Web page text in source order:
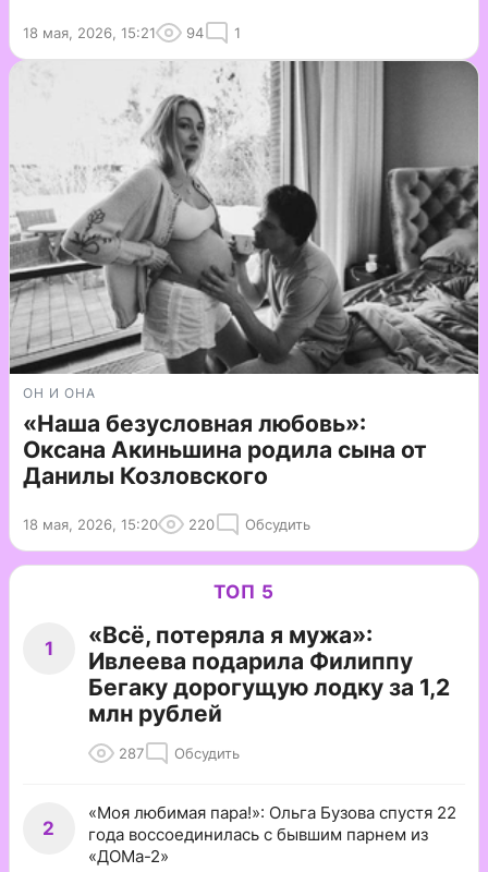
18 мая, 2026, 15:21 94 1
ОН И ОНА
«Наша безусловная любовь»:
Оксана Акиньшина родила сына от
Данилы Козловского
18 мая, 2026, 15:20 220 Обсудить
ТОП 5
1
«Всё, потеряла я мужа»:
Ивлеева подарила Филиппу
Бегаку дорогущую лодку за 1,2
млн рублей
287 Обсудить
2
«Моя любимая пара!»: Ольга Бузова спустя 22
года воссоединилась с бывшим парнем из
«ДОМа-2»